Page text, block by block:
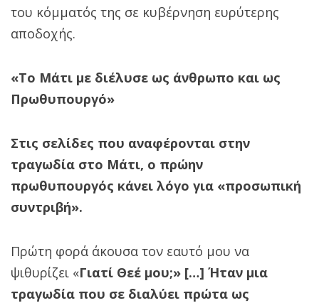
του κόμματός της σε κυβέρνηση ευρύτερης
αποδοχής.
«Το Μάτι με διέλυσε ως άνθρωπο και ως
Πρωθυπουργό»
Στις σελίδες που αναφέρονται στην
τραγωδία στο Μάτι, ο πρώην
πρωθυπουργός κάνει λόγο για «προσωπική
συντριβή».
Πρώτη φορά άκουσα τον εαυτό μου να
ψιθυρίζει «Γιατί Θεέ μου;» […] Ήταν μια
τραγωδία που σε διαλύει πρώτα ως